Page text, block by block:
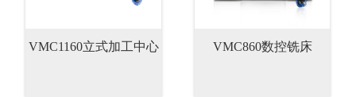
VMC1160立式加工中心 VMC860数控铣床